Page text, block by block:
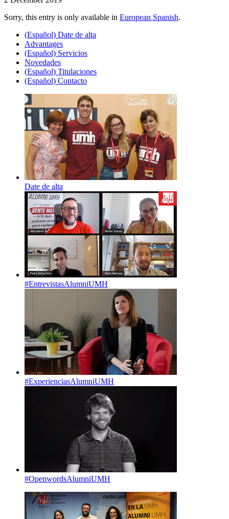
Sorry, this entry is only available in European Spanish.
(Español) Date de alta
Advantages
(Español) Servicios
Novedades
(Español) Titulaciones
(Español) Contacto
Date de alta
#EntrevistasAlumniUMH
#ExperienciasAlumniUMH
#OpenwordsAlumniUMH